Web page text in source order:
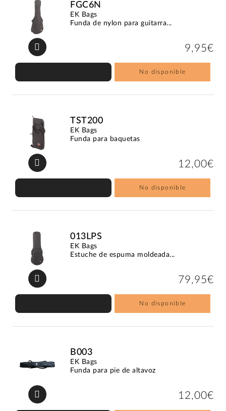
FGC6N
EK Bags
Funda de nylon para guitarra...
9,95€
No disponible
TST200
EK Bags
Funda para baquetas
12,00€
No disponible
013LPS
EK Bags
Estuche de espuma moldeada...
79,95€
No disponible
B003
EK Bags
Funda para pie de altavoz
12,00€